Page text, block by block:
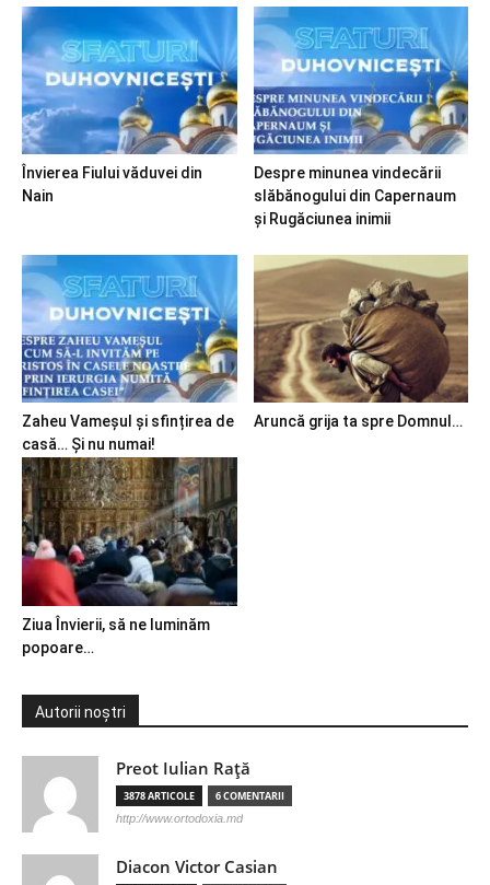
Învierea Fiului văduvei din
Nain
Despre minunea vindecării
slăbănogului din Capernaum
și Rugăciunea inimii
Zaheu Vameșul și sfințirea de
casă… Și nu numai!
Aruncă grija ta spre Domnul…
Ziua Învierii, să ne luminăm
popoare…
Autorii noștri
Preot Iulian Raţă
3878 ARTICOLE 6 COMENTARII
http://www.ortodoxia.md
Diacon Victor Casian